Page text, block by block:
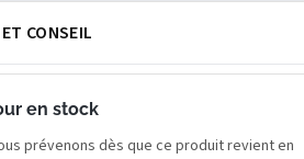
CONSEIL
en stock
prévenons dès que ce produit revient en